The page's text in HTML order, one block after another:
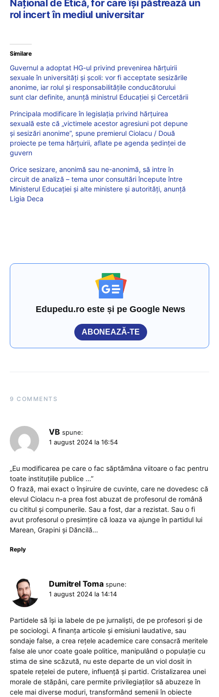
Național de Etică, for care își păstrează un
rol incert în mediul universitar
Similare
Guvernul a adoptat HG-ul privind prevenirea hărțuirii
sexuale în universități și școli: vor fi acceptate sesizările
anonime, iar rolul şi responsabilitățile conducătorului
sunt clar definite, anunță ministrul Educației și Cercetării
Principala modificare în legislația privind hărțuirea
sexuală este că „victimele acestor agresiuni pot depune
și sesizări anonime”, spune premierul Ciolacu / Două
proiecte pe tema hărțuirii, aflate pe agenda ședinței de
guvern
Orice sesizare, anonimă sau ne-anonimă, să intre în
circuit de analiză – tema unor consultări începute între
Ministerul Educației și alte ministere și autorități, anunță
Ligia Deca
Edupedu.ro este și pe Google News
ABONEAZĂ-TE
9 COMMENTS
VB spune:
1 august 2024 la 16:54
„Eu modificarea pe care o fac săptămâna viitoare o fac pentru
toate instituțiile publice …”
O frază, mai exact o înșiruire de cuvinte, care ne dovedesc că
elevul Ciolacu n-a prea fost abuzat de profesorul de română
cu cititul și compunerile. Sau a fost, dar a rezistat. Sau o fi
avut profesorul o presimțire că loaza va ajunge în partidul lui
Marean, Grapini și Dăncilă…
Reply
Dumitrel Toma spune:
1 august 2024 la 14:14
Partidele să își ia labele de pe jurnaliști, de pe profesori și de
pe sociologi. A finanța articole și emisiuni laudative, sau
sondaje false, a crea rețele academice care consacră meritele
false ale unor coate goale politice, manipulând o populație cu
stima de sine scăzută, nu este departe de un viol dosit in
spatele rețelei de putere, influență și partid. Cristalizarea unei
morale de stăpâni, care permite privilegiaților să abuzeze în
cele mai diverse moduri, transformând semenii în obiecte